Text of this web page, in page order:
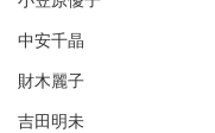
中安千晶
財木麗子
吉田明未